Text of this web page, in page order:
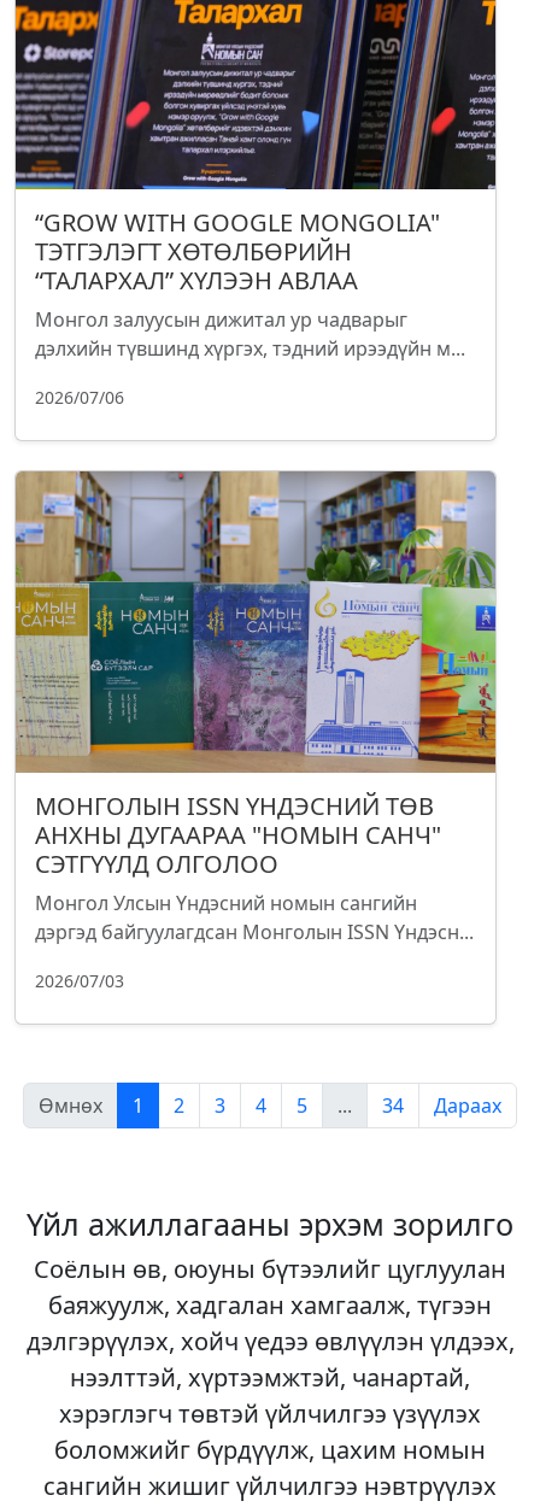
“GROW WITH GOOGLE MONGOLIA"
ТЭТГЭЛЭГТ ХӨТӨЛБӨРИЙН
“ТАЛАРХАЛ” ХҮЛЭЭН АВЛАА
Монгол залуусын дижитал ур чадварыг
дэлхийн түвшинд хүргэх, тэдний ирээдүйн м...
2026/07/06
МОНГОЛЫН ISSN ҮНДЭСНИЙ ТӨВ
АНХНЫ ДУГААРАА "НОМЫН САНЧ"
СЭТГҮҮЛД ОЛГОЛОО
Монгол Улсын Үндэсний номын сангийн
дэргэд байгуулагдсан Монголын ISSN Үндэсн...
2026/07/03
Өмнөх 1 2 3 4 5 ... 34 Дараах
Үйл ажиллагааны эрхэм зорилго
Соёлын өв, оюуны бүтээлийг цуглуулан
баяжуулж, хадгалан хамгаалж, түгээн
дэлгэрүүлэх, хойч үедээ өвлүүлэн үлдээх,
нээлттэй, хүртээмжтэй, чанартай,
хэрэглэгч төвтэй үйлчилгээ үзүүлэх
боломжийг бүрдүүлж, цахим номын
сангийн жишиг үйлчилгээ нэвтрүүлэх